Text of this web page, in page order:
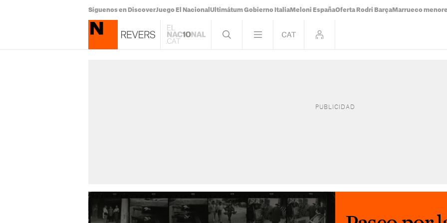
Síguenos en DiscoverJuego El Nacional Ultimátum Gobierno Italia Meloni EspañaOferta Rodri Barça Marrueco